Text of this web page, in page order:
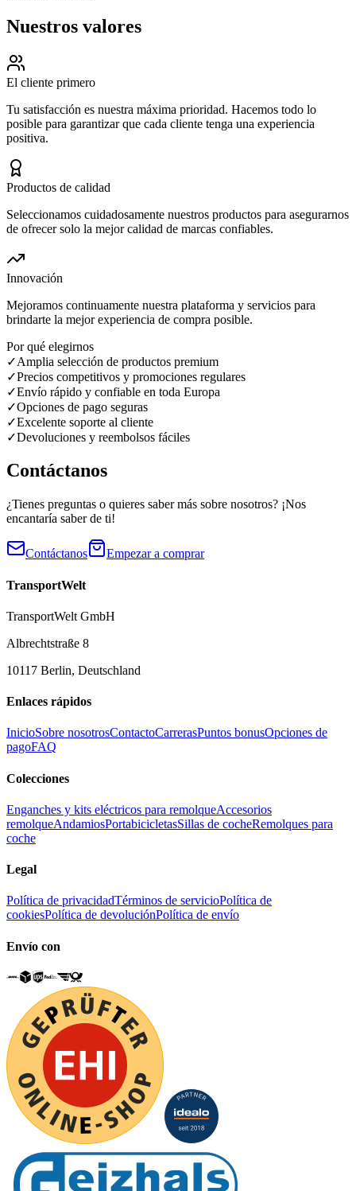
Nuestros valores
El cliente primero
Tu satisfacción es nuestra máxima prioridad. Hacemos todo lo
posible para garantizar que cada cliente tenga una experiencia
positiva.
Productos de calidad
Seleccionamos cuidadosamente nuestros productos para asegurarnos
de ofrecer solo la mejor calidad de marcas confiables.
Innovación
Mejoramos continuamente nuestra plataforma y servicios para
brindarte la mejor experiencia de compra posible.
Por qué elegirnos
✓Amplia selección de productos premium
✓Precios competitivos y promociones regulares
✓Envío rápido y confiable en toda Europa
✓Opciones de pago seguras
✓Excelente soporte al cliente
✓Devoluciones y reembolsos fáciles
Contáctanos
¿Tienes preguntas o quieres saber más sobre nosotros? ¡Nos
encantaría saber de ti!
Contáctanos Empezar a comprar
TransportWelt
TransportWelt GmbH
Albrechtstraße 8
10117 Berlin, Deutschland
Enlaces rápidos
InicioSobre nosotrosContactoCarrerasPuntos bonusOpciones de
pagoFAQ
Colecciones
Enganches y kits eléctricos para remolqueAccesorios
remolqueAndamiosPortabicicletasSillas de cocheRemolques para
coche
Legal
Política de privacidadTérminos de servicioPolítica de
cookiesPolítica de devoluciónPolítica de envío
Envío con